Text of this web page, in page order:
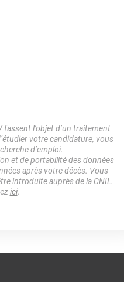
l’objet d’un traitement
votre candidature, vous
d’emploi.
et de portabilité des données
après votre décès. Vous
introduite auprès de la CNIL.
ici.